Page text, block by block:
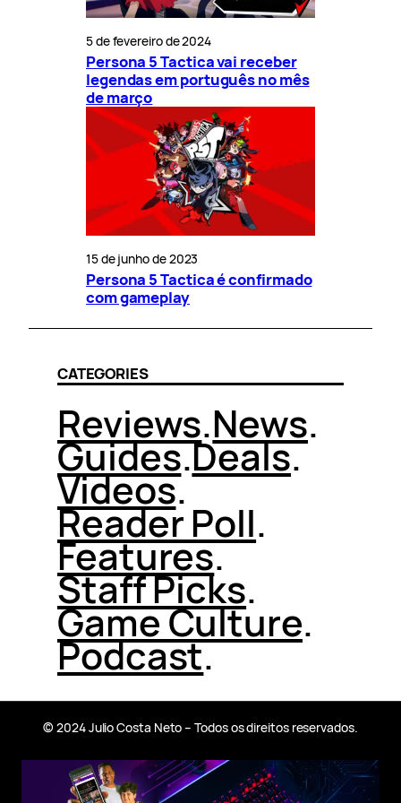
5 de fevereiro de 2024
Persona 5 Tactica vai receber
legendas em português no mês
de março
15 de junho de 2023
Persona 5 Tactica é confirmado
com gameplay
CATEGORIES
Reviews.News.
Guides.Deals.
Videos.
Reader Poll.
Features.
Staff Picks.
Game Culture.
Podcast.
© 2024 Julio Costa Neto – Todos os direitos reservados.